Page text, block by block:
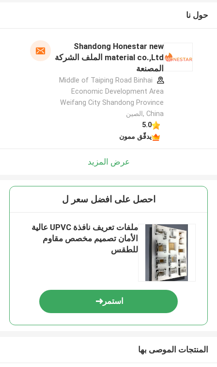
حول نا
Shandong Honestar new
material co.,Ltd الملف الشركة
المصنعة
Middle of Taiping Road Binhai
Economic Development Area
Weifang City Shandong Province
China ,الصين
5.0
يدقّق ممون
عرض المزيد
احصل على افضل سعر ل
ملفات تعريف نافذة UPVC عالية
الأمان تصميم مخصص مقاوم
للطقس
استمر
المنتجات الموصى بها